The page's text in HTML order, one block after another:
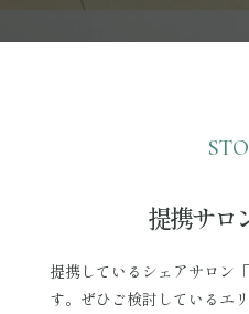
提携サロ
提携しているシェアサロン
す。ぜひご検討しているエ